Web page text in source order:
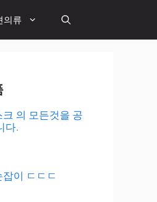
의류
의 모든것을 공
다.
이 ㄷㄷㄷ